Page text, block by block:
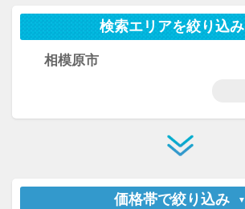
検索エリアを絞り込み
相模原市
価格帯で絞り込み